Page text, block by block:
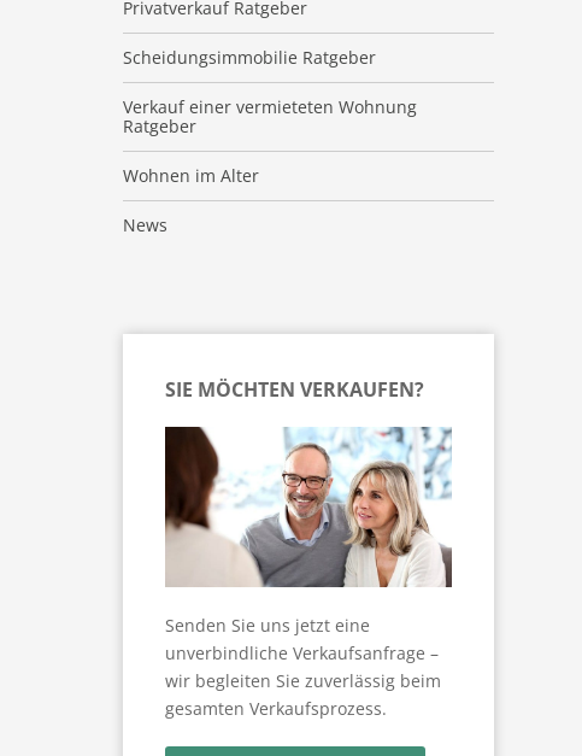
Privatverkauf Ratgeber
Scheidungsimmobilie Ratgeber
Verkauf einer vermieteten Wohnung
Ratgeber
Wohnen im Alter
News
SIE MÖCHTEN VERKAUFEN?
Senden Sie uns jetzt eine
unverbindliche Verkaufsanfrage –
wir begleiten Sie zuverlässig beim
gesamten Verkaufsprozess.